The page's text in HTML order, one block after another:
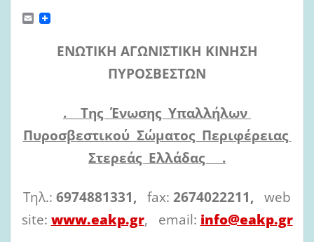
E
m
ΕΝΩΤΙΚΗ ΑΓΩΝΙΣΤΙΚΗ ΚΙΝΗΣΗ
ΠΥΡΟΣΒΕΣΤΩΝ
. Της Ένωσης Υπαλλήλων
Πυροσβεστικού Σώματος Περιφέρειας
Στερεάς Ελλάδας .
Τηλ.: 6974881331, fax: 2674022211, web
site: www.eakp.gr, email: info@eakp.gr